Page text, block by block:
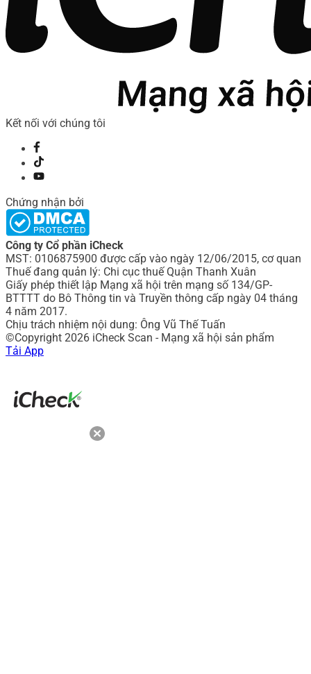
Kết nối với chúng tôi
Chứng nhận bởi
Công ty Cổ phần iCheck
MST: 0106875900 được cấp vào ngày 12/06/2015, cơ quan
Thuế đang quản lý: Chi cục thuế Quận Thanh Xuân
Giấy phép thiết lập Mạng xã hội trên mạng số 134/GP-
BTTTT do Bô Thông tin và Truyền thông cấp ngày 04 tháng
4 năm 2017.
Chịu trách nhiệm nội dung: Ông Vũ Thế Tuấn
©Copyright 2026 iCheck Scan - Mạng xã hội sản phẩm
Tải App